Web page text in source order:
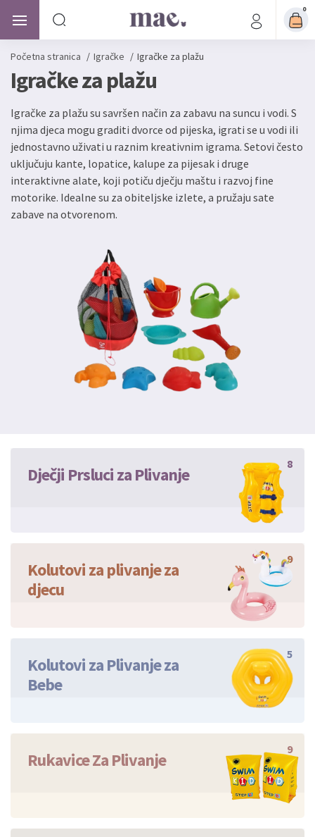
0
Početna stranica / Igračke / Igračke za plažu
Igračke za plažu
Igračke za plažu su savršen način za zabavu na suncu i vodi. S
njima djeca mogu graditi dvorce od pijeska, igrati se u vodi ili
jednostavno uživati u raznim kreativnim igrama. Setovi često
uključuju kante, lopatice, kalupe za pijesak i druge
interaktivne alate, koji potiču dječju maštu i razvoj fine
motorike. Idealne su za obiteljske izlete, a pružaju sate
zabave na otvorenom.
Dječji Prsluci za Plivanje 8
Kolutovi za plivanje za
djecu
9
Kolutovi za Plivanje za
Bebe
5
Rukavice Za Plivanje 9